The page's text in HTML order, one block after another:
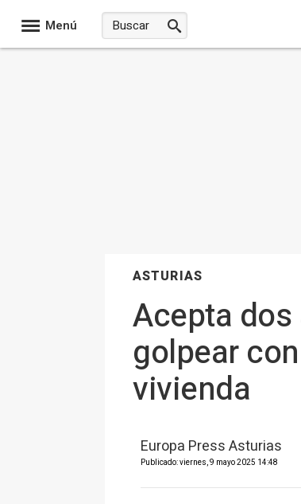
Menú
ASTURIAS
Acepta
golpear
vivienda
Europa Press Asturias
Publicado: viernes, 9 mayo 2025 14:48